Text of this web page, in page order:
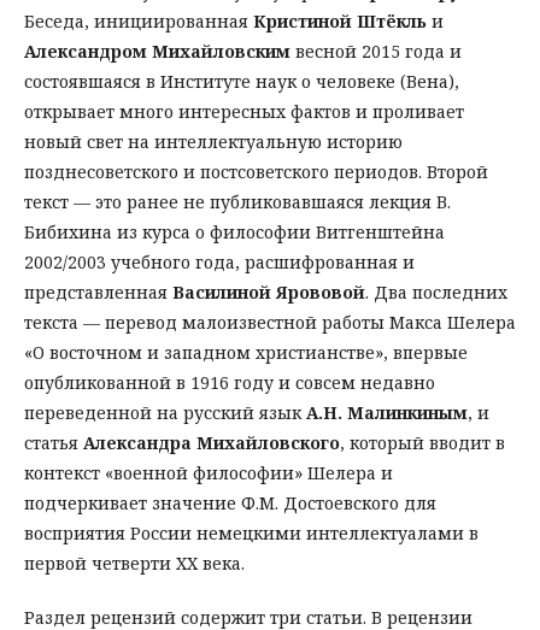
Беседа, инициированная Кристиной Штёкль и
Александром Михайловским весной 2015 года и
состоявшаяся в Институте наук о человеке (Вена),
открывает много интересных фактов и проливает
новый свет на интеллектуальную историю
позднесоветского и постсоветского периодов. Второй
текст — это ранее не публиковавшаяся лекция В.
Бибихина из курса о философии Витгенштейна
2002/2003 учебного года, расшифрованная и
представленная Василиной Ярововой. Два последних
текста — перевод малоизвестной работы Макса Шелера
«О восточном и западном христианстве», впервые
опубликованной в 1916 году и совсем недавно
переведенной на русский языкА.Н. Малинкиным, и
статья Александра Михайловского, который вводит в
контекст «военной философии» Шелера и
подчеркивает значение Ф.М. Достоевского для
восприятия России немецкими интеллектуалами в
первой четверти XX века.
Раздел рецензий содержит три статьи. В рецензии